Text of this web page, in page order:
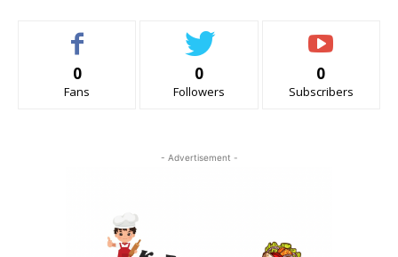
0
Fans
0
Followers
0
Subscribers
- Advertisement -